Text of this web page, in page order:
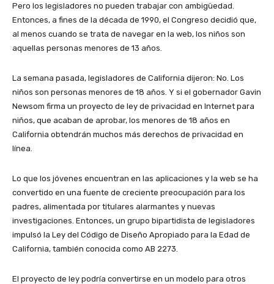
Pero los legisladores no pueden trabajar con ambigüedad.
Entonces, a fines de la década de 1990, el Congreso decidió que,
al menos cuando se trata de navegar en la web, los niños son
aquellas personas menores de 13 años.
La semana pasada, legisladores de California dijeron: No. Los
niños son personas menores de 18 años. Y si el gobernador Gavin
Newsom firma un proyecto de ley de privacidad en Internet para
niños, que acaban de aprobar, los menores de 18 años en
California obtendrán muchos más derechos de privacidad en
línea.
Lo que los jóvenes encuentran en las aplicaciones y la web se ha
convertido en una fuente de creciente preocupación para los
padres, alimentada por titulares alarmantes y nuevas
investigaciones. Entonces, un grupo bipartidista de legisladores
impulsó la Ley del Código de Diseño Apropiado para la Edad de
California, también conocida como AB 2273.
El proyecto de ley podría convertirse en un modelo para otros